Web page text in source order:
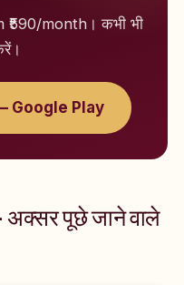
month। कभी भी
Google Play
पूछे जाने वाले